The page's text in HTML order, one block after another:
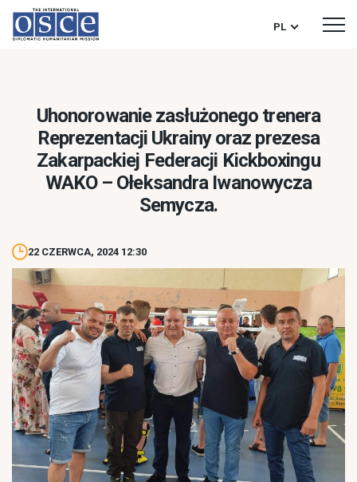
PL
Uhonorowanie zasłużonego trenera
Reprezentacji Ukrainy oraz prezesa
Zakarpackiej Federacji Kickboxingu
WAKO – Ołeksandra Iwanowycza
Semycza.
22 CZERWCA, 2024 12:30